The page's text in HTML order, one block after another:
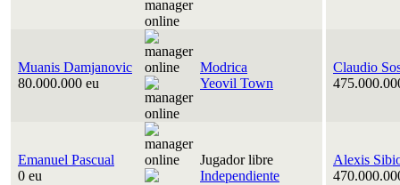
Muanis Damjanovic
80.000.000 eu
Modrica
Yeovil Town
Claudio
Emanuel Pascual
0 eu
Jugador libre
Independiente
Alexis